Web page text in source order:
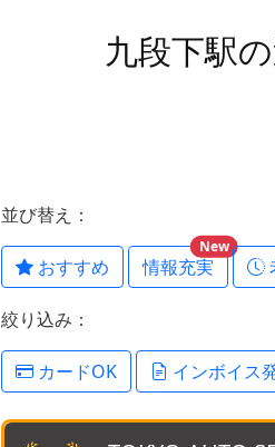
九段下駅
並び替え：
おすすめ 情報充実
New
絞り込み：
カードOK インボイス